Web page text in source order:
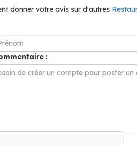
donner votre avis sur d'autres
: